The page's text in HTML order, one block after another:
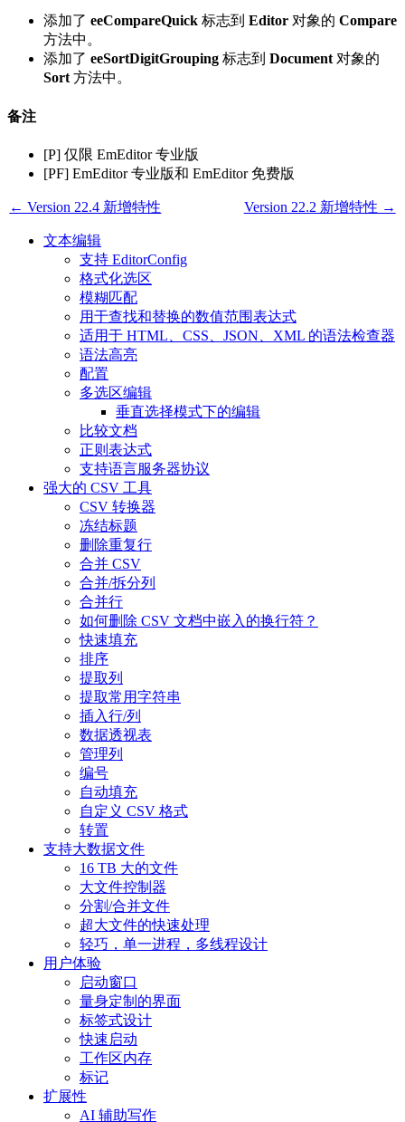
添加了 eeCompareQuick 标志到 Editor 对象的 Compare
方法中。
添加了 eeSortDigitGrouping 标志到 Document 对象的
Sort 方法中。
备注
[P] 仅限 EmEditor 专业版
[PF] EmEditor 专业版和 EmEditor 免费版
← Version 22.4 新增特性 Version 22.2 新增特性 →
文本编辑
支持 EditorConfig
格式化选区
模糊匹配
用于查找和替换的数值范围表达式
适用于 HTML、CSS、JSON、XML 的语法检查器
语法高亮
配置
多选区编辑
垂直选择模式下的编辑
比较文档
正则表达式
支持语言服务器协议
强大的 CSV 工具
CSV 转换器
冻结标题
删除重复行
合并 CSV
合并/拆分列
合并行
如何删除 CSV 文档中嵌入的换行符？
快速填充
排序
提取列
提取常用字符串
插入行/列
数据透视表
管理列
编号
自动填充
自定义 CSV 格式
转置
支持大数据文件
16 TB 大的文件
大文件控制器
分割/合并文件
超大文件的快速处理
轻巧，单一进程，多线程设计
用户体验
启动窗口
量身定制的界面
标签式设计
快速启动
工作区内存
标记
扩展性
AI 辅助写作